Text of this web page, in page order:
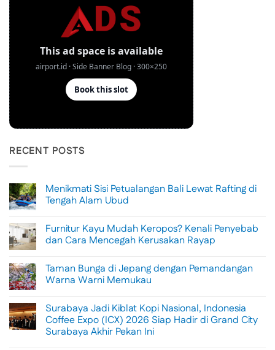
RECENT POSTS
Menikmati Sisi Petualangan Bali Lewat Rafting di
Tengah Alam Ubud
on
Menikmati
Sisi
Lewat
Rafting
di
Ubud
Furnitur Kayu Mudah Keropos? Kenali Penyebab
dan Cara Mencegah Kerusakan Rayap
on
Furnitur
Kayu
Kenali
Penyebab
dan
Cara
Taman Bunga di Jepang dengan Pemandangan
Warna Warni Memukau
on
Taman
Bunga
di
Surabaya Jadi Kiblat Kopi Nasional, Indonesia
Coffee Expo (ICX) 2026 Siap Hadir di Grand City
Surabaya Akhir Pekan Ini